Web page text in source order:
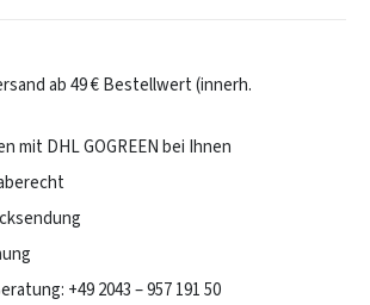
ab 49 € Bestellwert (innerh.
mit DHL GOGREEN bei Ihnen
+49 2043 – 957 191 50